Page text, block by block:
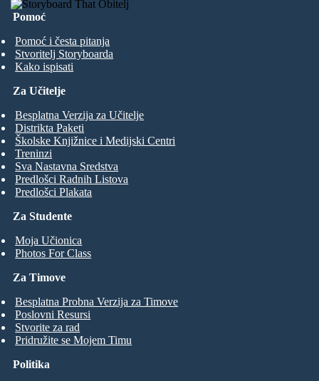
Pomoć
Pomoć i česta pitanja
Stvoritelj Storyboarda
Kako ispisati
Za Studente
Moja Učionica
Photos For Class
Za Učitelje
Besplatna Verzija za Učitelje
Distrikta Paketi
Školske Knjižnice i Medijski Centri
Treninzi
Sva Nastavna Sredstva
Predlošci Radnih Listova
Predlošci Plakata
Za Timove
Besplatna Probna Verzija za Timove
Poslovni Resursi
Stvorite za rad
Pridružite se Mojem Timu
Politika